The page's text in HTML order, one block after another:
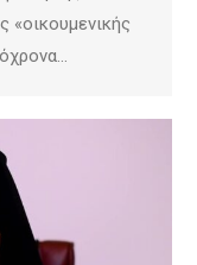
«οικουμενικής